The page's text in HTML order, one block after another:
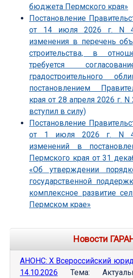
бюджета Пермского края»
Постановление
от 14 июля 2026 г. N
изменения в перечень
строительства, в
требуется
градостроительного
постановлением
края от 28 апреля 2026 г.
вступил в силу)
Постановление
от 1 июля 2026 г. N
изменений в
Пермского края от 31
«Об утверждении
государственной
комплексное развитие
Пермском крае»
Новости
АНОНС: Х Всероссийский
14.10.2026 Тема: